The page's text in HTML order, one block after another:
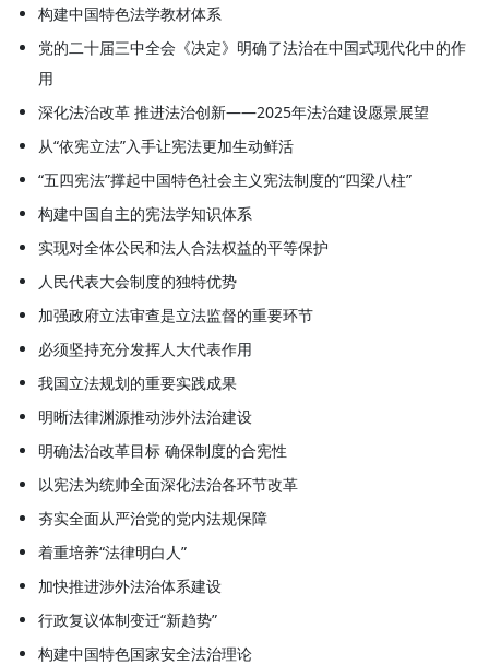
构建中国特色法学教材体系
党的二十届三中全会《决定》明确了法治在中国式现代化中的作
用
深化法治改革 推进法治创新——2025年法治建设愿景展望
从“依宪立法”入手让宪法更加生动鲜活
“五四宪法”撑起中国特色社会主义宪法制度的“四梁八柱”
构建中国自主的宪法学知识体系
实现对全体公民和法人合法权益的平等保护
人民代表大会制度的独特优势
加强政府立法审查是立法监督的重要环节
必须坚持充分发挥人大代表作用
我国立法规划的重要实践成果
明晰法律渊源推动涉外法治建设
明确法治改革目标 确保制度的合宪性
以宪法为统帅全面深化法治各环节改革
夯实全面从严治党的党内法规保障
着重培养“法律明白人”
加快推进涉外法治体系建设
行政复议体制变迁“新趋势”
构建中国特色国家安全法治理论